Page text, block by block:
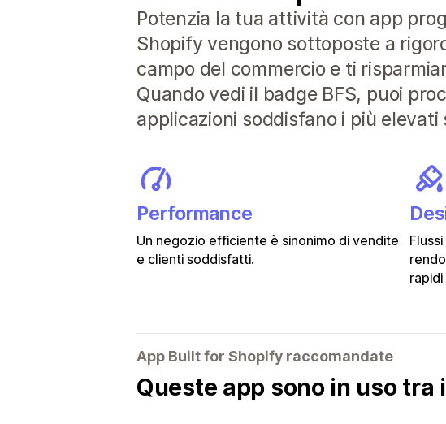
Potenzia la tua attività con app
Shopify vengono sottoposte a
campo del commercio e ti
Quando vedi il badge BFS, puoi
applicazioni soddisfano i più
Performance
Un negozio efficiente è sinonimo di vendite
e clienti soddisfatti.
rapidi
App Built for Shopify raccomandate
Queste app sono in uso tra